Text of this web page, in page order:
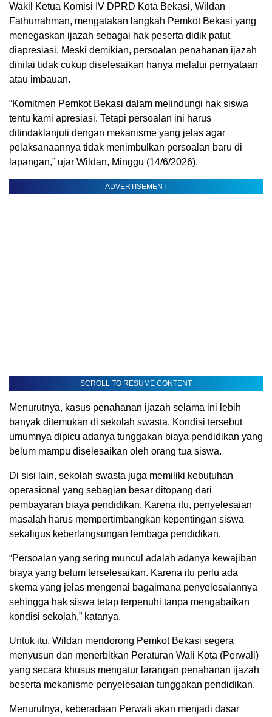
Wakil Ketua Komisi IV DPRD Kota Bekasi, Wildan
Fathurrahman, mengatakan langkah Pemkot Bekasi yang
menegaskan ijazah sebagai hak peserta didik patut
diapresiasi. Meski demikian, persoalan penahanan ijazah
dinilai tidak cukup diselesaikan hanya melalui pernyataan
atau imbauan.
“Komitmen Pemkot Bekasi dalam melindungi hak siswa
tentu kami apresiasi. Tetapi persoalan ini harus
ditindaklanjuti dengan mekanisme yang jelas agar
pelaksanaannya tidak menimbulkan persoalan baru di
lapangan,” ujar Wildan, Minggu (14/6/2026).
ADVERTISEMENT
SCROLL TO RESUME CONTENT
Menurutnya, kasus penahanan ijazah selama ini lebih
banyak ditemukan di sekolah swasta. Kondisi tersebut
umumnya dipicu adanya tunggakan biaya pendidikan yang
belum mampu diselesaikan oleh orang tua siswa.
Di sisi lain, sekolah swasta juga memiliki kebutuhan
operasional yang sebagian besar ditopang dari
pembayaran biaya pendidikan. Karena itu, penyelesaian
masalah harus mempertimbangkan kepentingan siswa
sekaligus keberlangsungan lembaga pendidikan.
“Persoalan yang sering muncul adalah adanya kewajiban
biaya yang belum terselesaikan. Karena itu perlu ada
skema yang jelas mengenai bagaimana penyelesaiannya
sehingga hak siswa tetap terpenuhi tanpa mengabaikan
kondisi sekolah,” katanya.
Untuk itu, Wildan mendorong Pemkot Bekasi segera
menyusun dan menerbitkan Peraturan Wali Kota (Perwali)
yang secara khusus mengatur larangan penahanan ijazah
beserta mekanisme penyelesaian tunggakan pendidikan.
Menurutnya, keberadaan Perwali akan menjadi dasar